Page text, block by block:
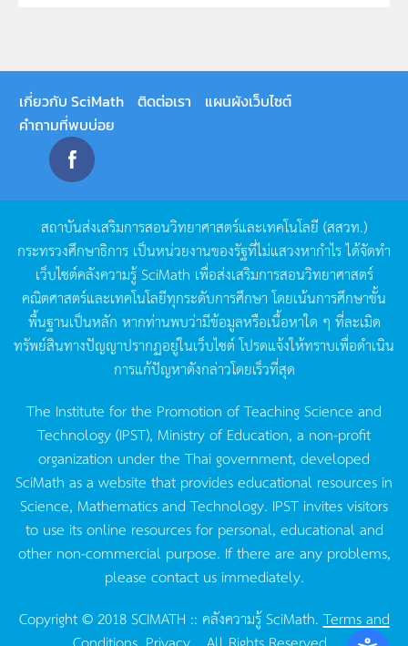
เกี่ยวกับ SciMath ติดต่อเรา
แผนผังเว็บไซต์
คำถามที่พบบ่อย
สถาบันส่งเสริมการสอนวิทยาศาสตร์และเทคโนโลยี (สสวท.)
กระทรวงศึกษาธิการ เป็นหน่วยงานของรัฐที่ไม่แสวงหากำไรได้จัดทำ
เว็บไซต์คลังความรู้SciMath เพื่อส่งเสริมการสอนวิทยาศาสตร์
คณิตศาสตร์และเทคโนโลยีทุกระดับการศึกษา โดยเน้นการศึกษาขั้น
พื้นฐานเป็นหลัก หากท่านพบว่ามีข้อมูลหรือเนื้อหาใด ๆ ที่ละเมิด
ทรัพย์สินทางปัญญาปรากฏอยู่ในเว็บไซต์โปรดแจ้งให้ทราบเพื่อดำเนิน
การแก้ปัญหาดังกล่าวโดยเร็วที่สุด
The Institute for the Promotion of Teaching Science and
Technology (IPST), Ministry of Education, a non-profit
organization under the Thai government, developed
SciMath as a website that provides educational resources in
Science, Mathematics and Technology. IPST invites visitors
to use its online resources for personal, educational and
other non-commercial purpose. If there are any problems,
please contact us immediately.
Copyright © 2018 SCIMATH :: คลังความรู้ SciMath.Terms and